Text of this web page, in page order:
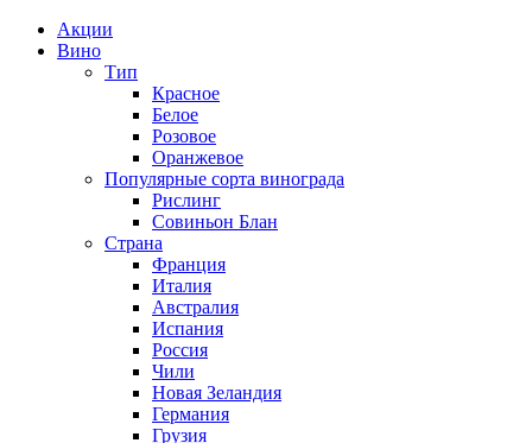
Акции
Вино
Тип
Красное
Белое
Розовое
Оранжевое
Популярные сорта винограда
Рислинг
Совиньон Блан
Страна
Франция
Италия
Австралия
Испания
Россия
Чили
Новая Зеландия
Германия
Грузия